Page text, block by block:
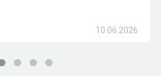
10.06.2026